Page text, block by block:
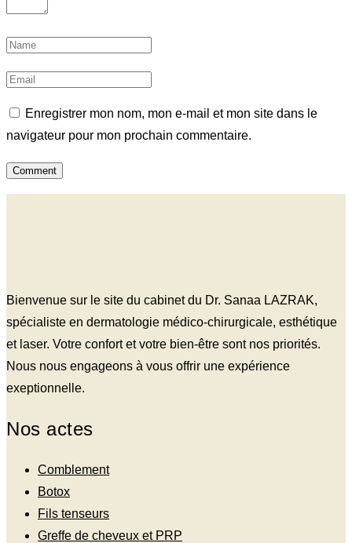
Enregistrer mon nom, mon e-mail et mon site dans le
navigateur pour mon prochain commentaire.
Bienvenue sur le site du cabinet du Dr. Sanaa LAZRAK,
spécialiste en dermatologie médico-chirurgicale, esthétique
et laser. Votre confort et votre bien-être sont nos priorités.
Nous nous engageons à vous offrir une expérience
exeptionnelle.
Nos actes
Comblement
Botox
Fils tenseurs
Greffe de cheveux et PRP